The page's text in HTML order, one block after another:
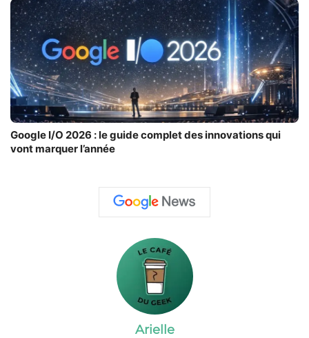
Google I/O 2026 : le guide complet des innovations qui
vont marquer l’année
Arielle